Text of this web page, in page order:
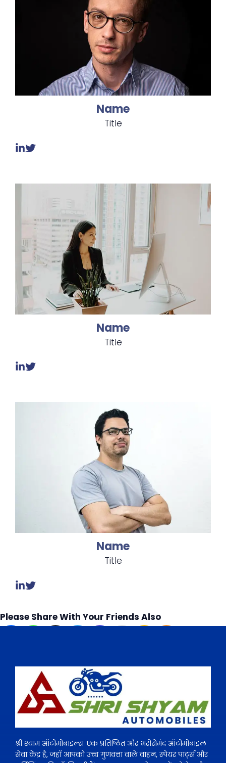
Name
Title
Name
Title
Name
Title
Please Share With Your Friends Also
श्री श्याम ऑटोमोबाइल्स एक प्रतिष्ठित और भरोसेमंद ऑटोमोबाइल
सेवा केंद्र है, जहाँ आपको उच्च गुणवत्ता वाले वाहन, स्पेयर पार्ट्स और